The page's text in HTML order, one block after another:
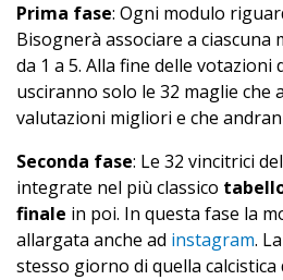
Prima fase: Ogni modulo
Bisognerà associare a ciascuna
da 1 a 5. Alla fine delle votazioni
usciranno solo le 32 maglie che
valutazioni migliori e che
Seconda fase: Le 32 vincitrici
integrate nel più classico
finale in poi. In questa fase la
allargata anche ad instagram.
stesso giorno di quella calcistica